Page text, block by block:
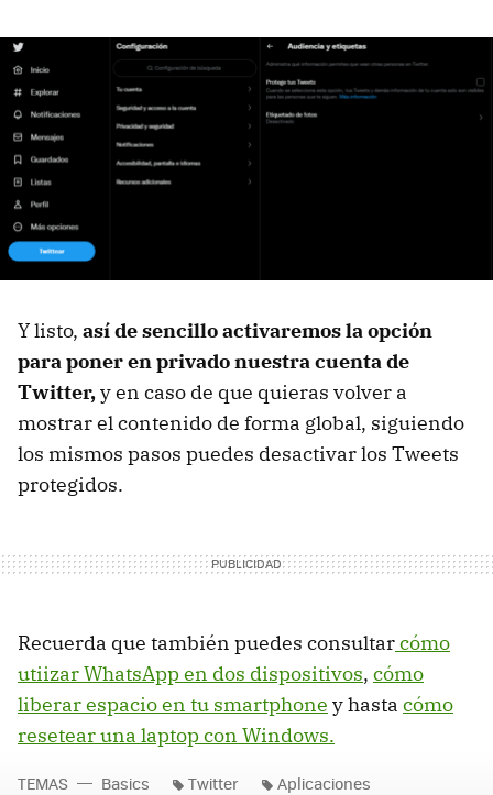
Y listo, así de sencillo activaremos la opción
para poner en privado nuestra cuenta de
Twitter,y en caso de que quieras volver a
mostrar el contenido de forma global, siguiendo
los mismos pasos puedes desactivar los Tweets
protegidos.
Recuerda que también puedes consultarcómo
utiizar WhatsApp en dos dispositivos, cómo
liberar espacio en tu smartphone y hasta cómo
resetear una laptop con Windows.
TEMAS Basics Twitter Aplicaciones